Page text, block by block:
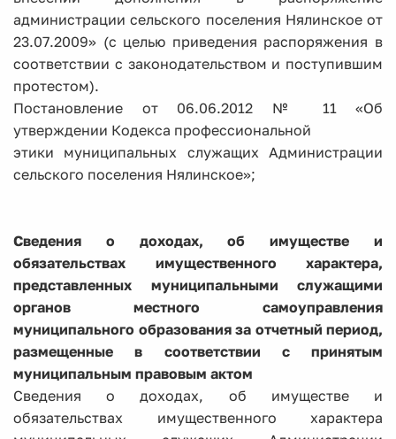
администрации сельского поселения Нялинское от
23.07.2009» (с целью приведения распоряжения в
соответствии с законодательством и поступившим
протестом).
Постановление от 06.06.2012 № 11 «Об
утверждении Кодекса профессиональной
этики муниципальных служащих Администрации
сельского поселения Нялинское»;
Сведения о доходах, об имуществе и
обязательствах имущественного характера,
представленных муниципальными служащими
органов местного самоуправления
муниципального образования за отчетный период,
размещенные в соответствии с принятым
муниципальным правовым актом
Сведения о доходах, об имуществе и
обязательствах имущественного характера